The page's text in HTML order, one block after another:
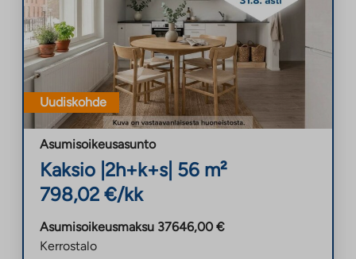
Uudiskohde
Asumisoikeusasunto
Kaksio 2h+k+s| 56 m²
798,02 €/kk
Asumisoikeusmaksu 37646,00 €
Kerrostalo